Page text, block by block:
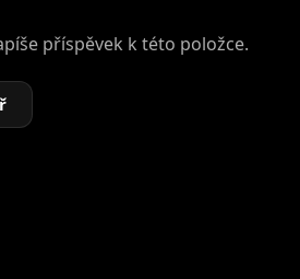
příspěvek k této položce.